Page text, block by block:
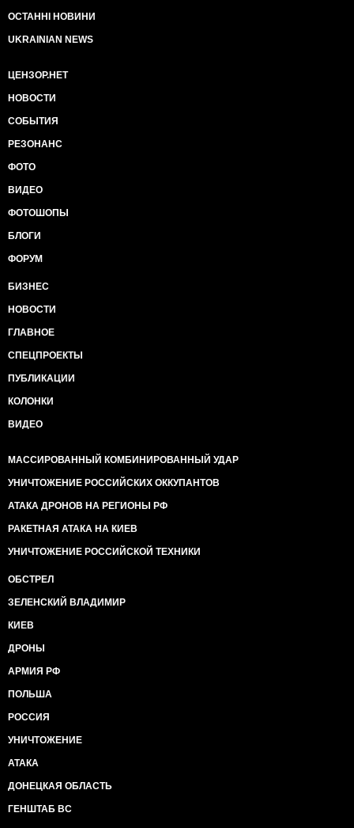
ОСТАННІ НОВИНИ
UKRAINIAN NEWS
ЦЕНЗОР.НЕТ
НОВОСТИ
СОБЫТИЯ
РЕЗОНАНС
ФОТО
ВИДЕО
ФОТОШОПЫ
БЛОГИ
ФОРУМ
БИЗНЕС
НОВОСТИ
ГЛАВНОЕ
СПЕЦПРОЕКТЫ
ПУБЛИКАЦИИ
КОЛОНКИ
ВИДЕО
МАССИРОВАННЫЙ КОМБИНИРОВАННЫЙ УДАР
УНИЧТОЖЕНИЕ РОССИЙСКИХ ОККУПАНТОВ
АТАКА ДРОНОВ НА РЕГИОНЫ РФ
РАКЕТНАЯ АТАКА НА КИЕВ
УНИЧТОЖЕНИЕ РОССИЙСКОЙ ТЕХНИКИ
ОБСТРЕЛ
ЗЕЛЕНСКИЙ ВЛАДИМИР
КИЕВ
ДРОНЫ
АРМИЯ РФ
ПОЛЬША
РОССИЯ
УНИЧТОЖЕНИЕ
АТАКА
ДОНЕЦКАЯ ОБЛАСТЬ
ГЕНШТАБ ВС